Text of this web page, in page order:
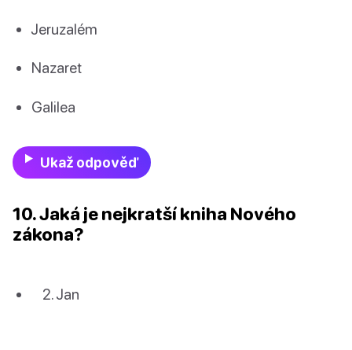
Jeruzalém
Nazaret
Galilea
Ukaž odpověď
10. Jaká je nejkratší kniha Nového
zákona?
Jan